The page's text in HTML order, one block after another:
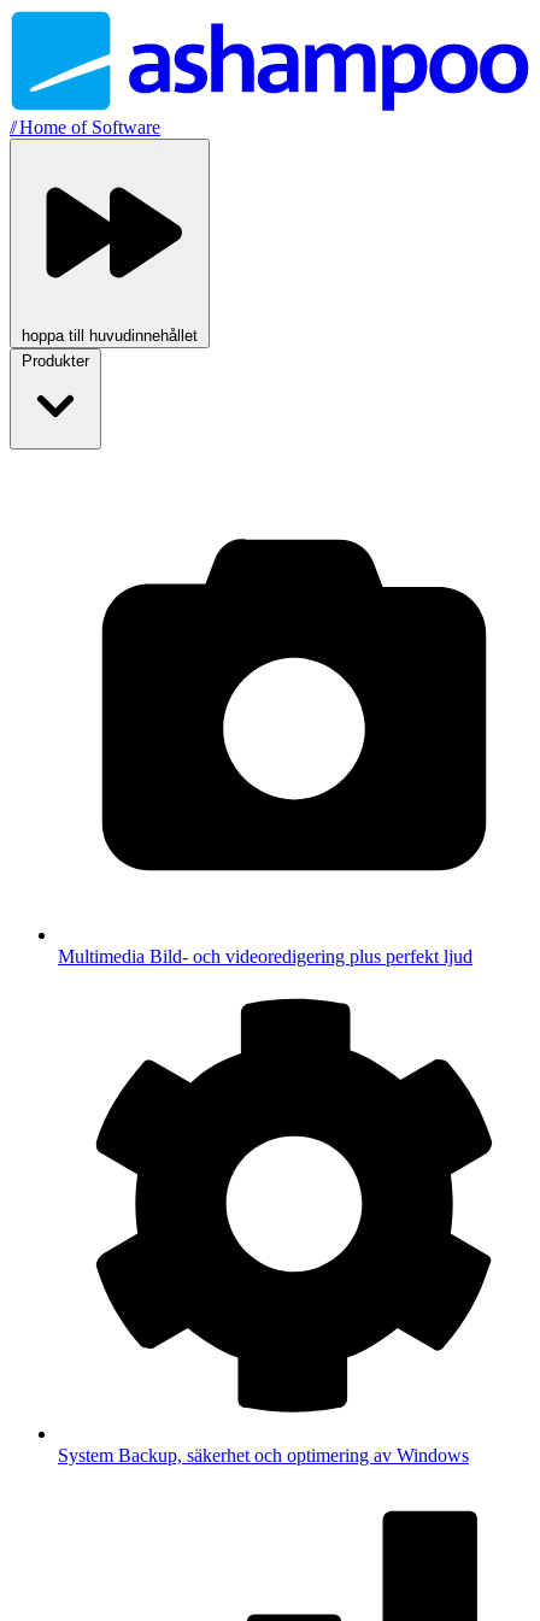
//Home of Software
hoppa till huvudinnehållet
Produkter
Multimedia Bild- och videoredigering plus perfekt ljud
System Backup, säkerhet och optimering av Windows